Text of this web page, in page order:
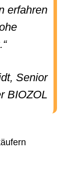
erfahren
Senior
BIOZOL